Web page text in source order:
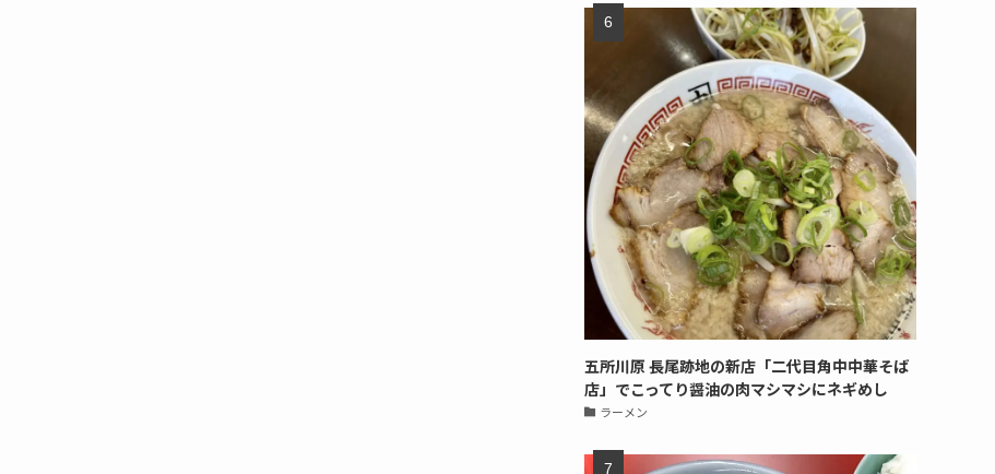
五所川原 長尾跡地の新店「二代目角中中華そば
店」でこってり醤油の肉マシマシにネギめし
ラーメン